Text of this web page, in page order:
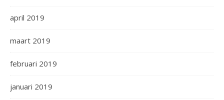
april 2019
maart 2019
februari 2019
januari 2019